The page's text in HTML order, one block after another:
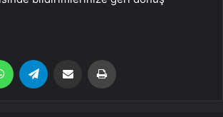
WhatsApp Email'den paylaş